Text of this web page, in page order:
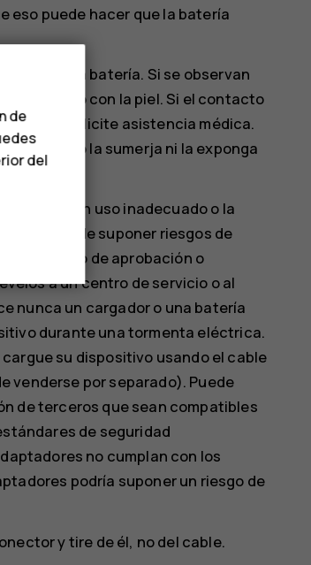
eso puede hacer que la batería
modo la batería. Si se observan
los ojos o con la piel. Si el contacto
agua, o solicite asistencia médica.
tampoco la sumerja ni la exponga
Un uso inadecuado o la
puede suponer riesgos de
tipo de aprobación o
a un centro de servicio o al
nunca un cargador o una batería
durante una tormenta eléctrica.
su dispositivo usando el cable
venderse por separado). Puede
de terceros que sean compatibles
de seguridad
no cumplan con los
podría suponer un riesgo de
y tire de él, no del cable.
de
del